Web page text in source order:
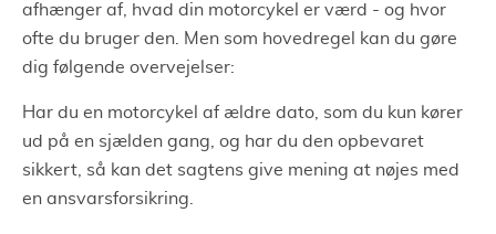
afhænger af, hvad din motorcykel er værd - og hvor
ofte du bruger den. Men som hovedregel kan du gøre
dig følgende overvejelser:
Har du en motorcykel af ældre dato, som du kun kører
ud på en sjælden gang, og har du den opbevaret
sikkert, så kan det sagtens give mening at nøjes med
en ansvarsforsikring.